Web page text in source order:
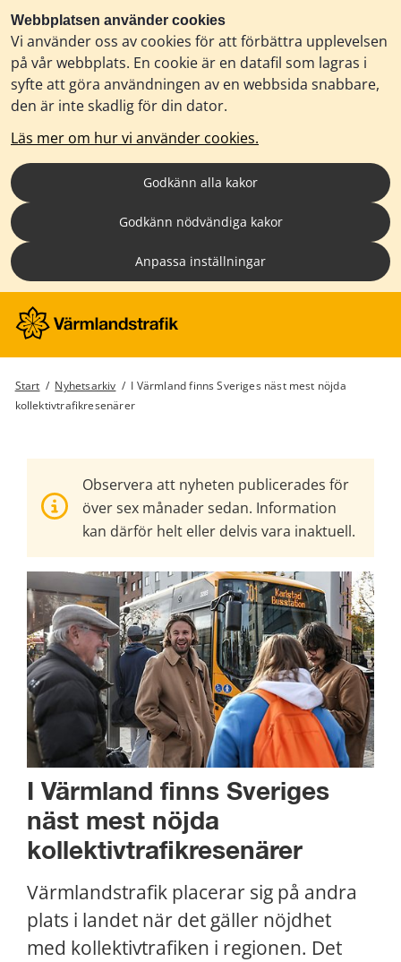
Webbplatsen använder cookies
Vi använder oss av cookies för att förbättra upplevelsen
på vår webbplats. En cookie är en datafil som lagras i
syfte att göra användningen av en webbsida snabbare,
den är inte skadlig för din dator.
Läs mer om hur vi använder cookies.
Godkänn alla kakor
Godkänn nödvändiga kakor
Anpassa inställningar
Start / Nyhetsarkiv / I Värmland finns Sveriges näst mest nöjda
kollektivtrafikresenärer
Observera att nyheten publicerades för
över sex månader sedan. Information
kan därför helt eller delvis vara inaktuell.
I Värmland finns Sveriges
näst mest nöjda
kollektivtrafikresenärer
Värmlandstrafik placerar sig på andra
plats i landet när det gäller nöjdhet
med kollektivtrafiken i regionen. Det